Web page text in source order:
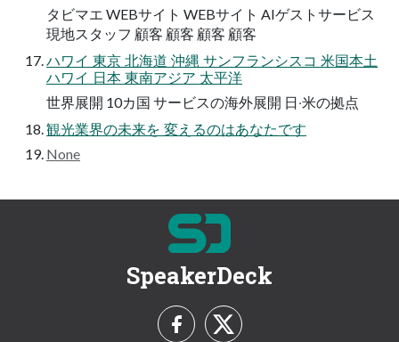
タビマエ WEBサイト WEBサイト AIゲストサービス
現地スタッフ 顧客 顧客 顧客 顧客
ハワイ 東京 北海道 沖縄 サンフランシスコ ⽶国本⼟
ハワイ ⽇本 東南アジア 太平洋
世界展開 10カ国 サービスの海外展開 ⽇‧⽶の拠点
観光業界の未来を 変えるのはあなたです
None
SpeakerDeck